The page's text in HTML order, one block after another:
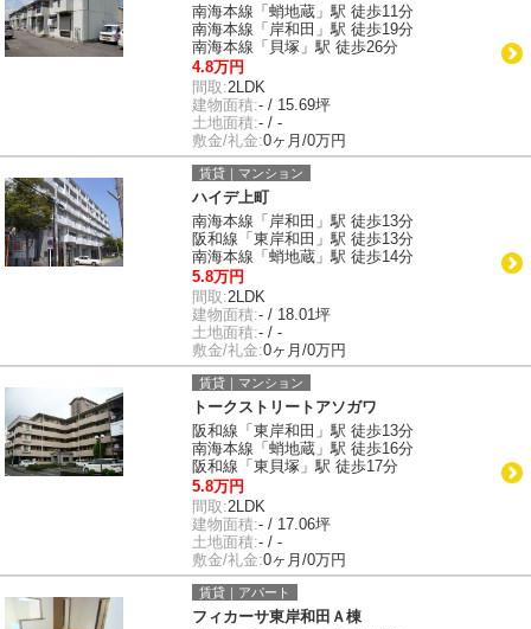
南海本線「蛸地蔵」駅 徒歩11分
南海本線「岸和田」駅 徒歩19分
南海本線「貝塚」駅 徒歩26分
4.8万円
間取:2LDK
建物面積:- / 15.69坪
土地面積:- / -
敷金/礼金:0ヶ月/0万円
賃貸｜マンション
ハイデ上町
南海本線「岸和田」駅 徒歩13分
阪和線「東岸和田」駅 徒歩13分
南海本線「蛸地蔵」駅 徒歩14分
5.8万円
間取:2LDK
建物面積:- / 18.01坪
土地面積:- / -
敷金/礼金:0ヶ月/0万円
賃貸｜マンション
トークストリートアソガワ
阪和線「東岸和田」駅 徒歩13分
南海本線「蛸地蔵」駅 徒歩16分
阪和線「東貝塚」駅 徒歩17分
5.8万円
間取:2LDK
建物面積:- / 17.06坪
土地面積:- / -
敷金/礼金:0ヶ月/0万円
賃貸｜アパート
フィカーサ東岸和田Ａ棟